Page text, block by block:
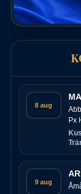
8 aug
Px
9 aug